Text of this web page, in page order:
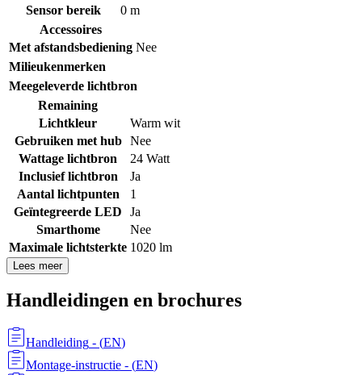
Sensor bereik
0 m
Accessoires
Met afstandsbediening Nee
Milieukenmerken
Meegeleverde lichtbron
Remaining
Lichtkleur
Warm wit
Gebruiken met hub
Nee
Wattage lichtbron
24 Watt
Inclusief lichtbron
Ja
Aantal lichtpunten
1
Geïntegreerde LED
Ja
Smarthome
Nee
Maximale lichtsterkte 1020 lm
Lees meer
Handleidingen en brochures
Handleiding - (EN)
Montage-instructie - (EN)